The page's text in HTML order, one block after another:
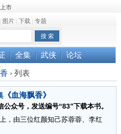
市
市
图片| 下载| 专题
全集 武侠 论坛
›列表
血海飘香》
众号，发送编号“83”下载本书。
，由三位红颜知己苏蓉蓉、李红